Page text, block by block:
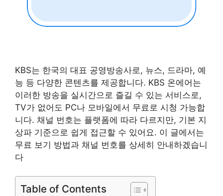
KBS는 한국의 대표 공영방송사로, 뉴스, 드라마, 예
능 등 다양한 콘텐츠를 제공합니다. KBS 온에어는
이러한 방송을 실시간으로 즐길 수 있는 서비스로,
TV가 없어도 PC나 모바일에서 무료로 시청 가능합
니다. 채널 번호는 플랫폼에 따라 다르지만, 기본 지
상파 기준으로 쉽게 접근할 수 있어요. 이 글에서는
무료 보기 방법과 채널 번호를 상세히 안내하겠습니
다
Table of Contents